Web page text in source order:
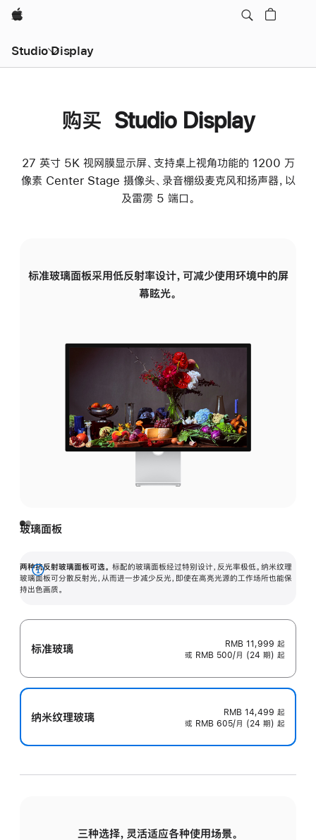
Apple
Studio Display
购买 Studio Display
27 英寸 5K 视网膜显示屏、支持桌上视角功能的 1200 万
像素 Center Stage 摄像头、录音棚级麦克风和扬声器，以
及雷雳 5 端口。
标准玻璃面板采用低反射率设计，可减少使用环境中的屏
幕眩光。
玻璃面板
两种抗反射玻璃面板可选。 标配的玻璃面板经过特别设计，反光率极低。纳米纹理
玻璃面板可分散反射光，从而进一步减少反光，即使在高亮光源的工作场所也能保
持出色画质。
展
开
标准玻璃 RMB 11,999 起
或 RMB 500/月 (24 期) 起
纳米纹理玻璃 RMB 14,499 起
或 RMB 605/月 (24 期) 起
三种选择，灵活适应各种使用场景。